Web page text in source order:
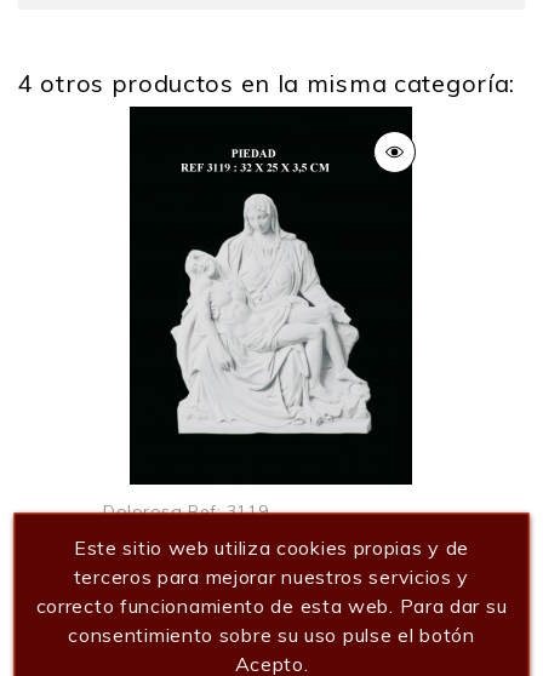
20
15
0.5
4 otros productos en la misma categoría:
Dolorosa Ref: 3119
161,05 €
Añadir al carrito
Este sitio web utiliza cookies propias y de
terceros para mejorar nuestros servicios y
correcto funcionamiento de esta web. Para dar su
consentimiento sobre su uso pulse el botón
Acepto.